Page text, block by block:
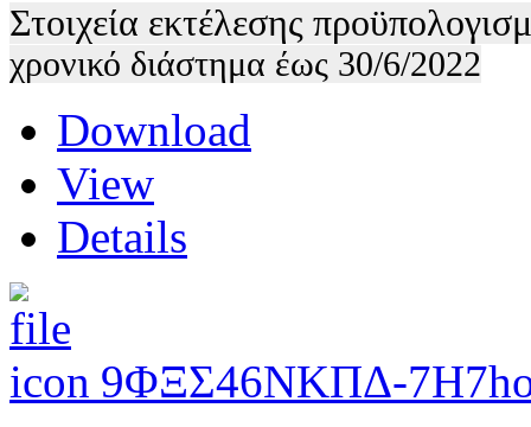
Στοιχεία εκτέλεσης
χρονικό διάστημα έως 30/6/2022
Download
View
Details
9ΦΞΣ46ΝΚΠΔ-7Η7